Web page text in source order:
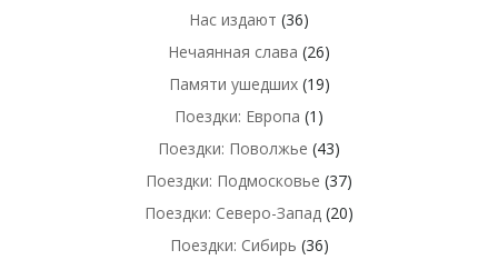
Нас издают (36)
Нечаянная слава (26)
Памяти ушедших(19)
Поездки: Европа (1)
Поездки: Поволжье (43)
Поездки: Подмосковье (37)
Поездки: Северо-Запад (20)
Поездки: Сибирь (36)